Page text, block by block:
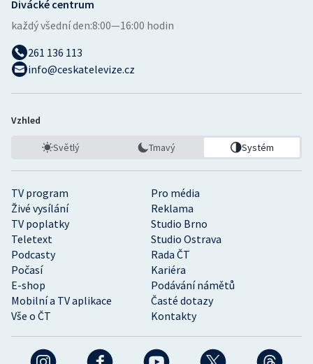
TV program
Pro média
Živé vysílání
Reklama
TV poplatky
Studio Brno
Teletext
Studio Ostrava
Podcasty
Rada ČT
Počasí
Kariéra
E-shop
Podávání námětů
Mobilní a TV aplikace
Časté dotazy
Vše o ČT
Kontakty
Divácké centrum
každý všední den:8:00—16:00 hodin
261 136 113
info@ceskatelevize.cz
Vzhled
Světlý Tmavý Systém